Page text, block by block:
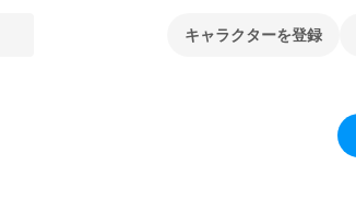
キャラクターを登録